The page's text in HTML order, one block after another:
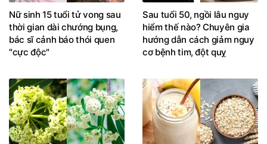
Nữ sinh 15 tuổi tử vong sau
thời gian dài chướng bụng,
bác sĩ cảnh báo thói quen
"cực độc"
Sau tuổi 50, ngồi lâu nguy
hiểm thế nào? Chuyên gia
hướng dẫn cách giảm nguy
cơ bệnh tim, đột quỵ